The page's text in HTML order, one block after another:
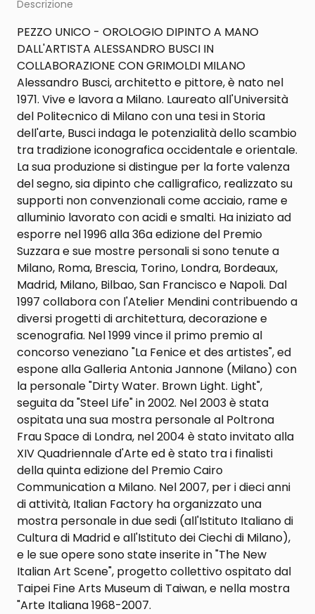
Descrizione
PEZZO UNICO - OROLOGIO DIPINTO A MANO
DALL'ARTISTA ALESSANDRO BUSCI IN
COLLABORAZIONE CON GRIMOLDI MILANO
Alessandro Busci, architetto e pittore, è nato nel
1971. Vive e lavora a Milano. Laureato all'Università
del Politecnico di Milano con una tesi in Storia
dell'arte, Busci indaga le potenzialità dello scambio
tra tradizione iconografica occidentale e orientale.
La sua produzione si distingue per la forte valenza
del segno, sia dipinto che calligrafico, realizzato su
supporti non convenzionali come acciaio, rame e
alluminio lavorato con acidi e smalti. Ha iniziato ad
esporre nel 1996 alla 36a edizione del Premio
Suzzara e sue mostre personali si sono tenute a
Milano, Roma, Brescia, Torino, Londra, Bordeaux,
Madrid, Milano, Bilbao, San Francisco e Napoli. Dal
1997 collabora con l'Atelier Mendini contribuendo a
diversi progetti di architettura, decorazione e
scenografia. Nel 1999 vince il primo premio al
concorso veneziano "La Fenice et des artistes", ed
espone alla Galleria Antonia Jannone (Milano) con
la personale "Dirty Water. Brown Light. Light",
seguita da "Steel Life" in 2002. Nel 2003 è stata
ospitata una sua mostra personale al Poltrona
Frau Space di Londra, nel 2004 è stato invitato alla
XIV Quadriennale d'Arte ed è stato tra i finalisti
della quinta edizione del Premio Cairo
Communication a Milano. Nel 2007, per i dieci anni
di attività, Italian Factory ha organizzato una
mostra personale in due sedi (all'Istituto Italiano di
Cultura di Madrid e all'Istituto dei Ciechi di Milano),
e le sue opere sono state inserite in "The New
Italian Art Scene", progetto collettivo ospitato dal
Taipei Fine Arts Museum di Taiwan, e nella mostra
"Arte Italiana 1968-2007.